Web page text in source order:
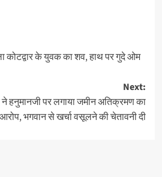
कोटद्वार के युवक का शव, हाथ पर गुदे ओम
Next:
हनुमानजी पर लगाया जमीन अतिक्रमण का
आरोप, भगवान से खर्चा वसूलने की चेतावनी दी